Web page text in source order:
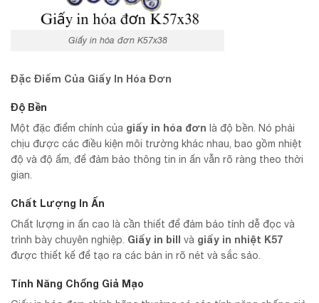
Giấy in hóa đơn K57x38
Đặc Điểm Của Giấy In Hóa Đơn
Độ Bền
Một đặc điểm chính của giấy in hóa đơn là độ bền. Nó phải
chịu được các điều kiện môi trường khác nhau, bao gồm nhiệt
độ và độ ẩm, để đảm bảo thông tin in ấn vẫn rõ ràng theo thời
gian.
Chất Lượng In Ấn
Chất lượng in ấn cao là cần thiết để đảm bảo tính dễ đọc và
trình bày chuyên nghiệp. Giấy in bill và giấy in nhiệt K57
được thiết kế để tạo ra các bản in rõ nét và sắc sảo.
Tính Năng Chống Giả Mạo